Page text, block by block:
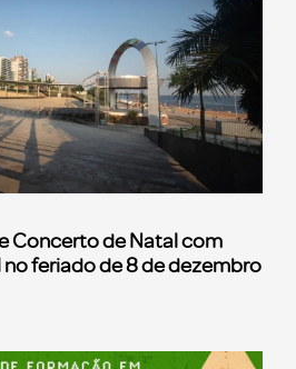
Concerto de Natal com
feriado de 8 de dezembro